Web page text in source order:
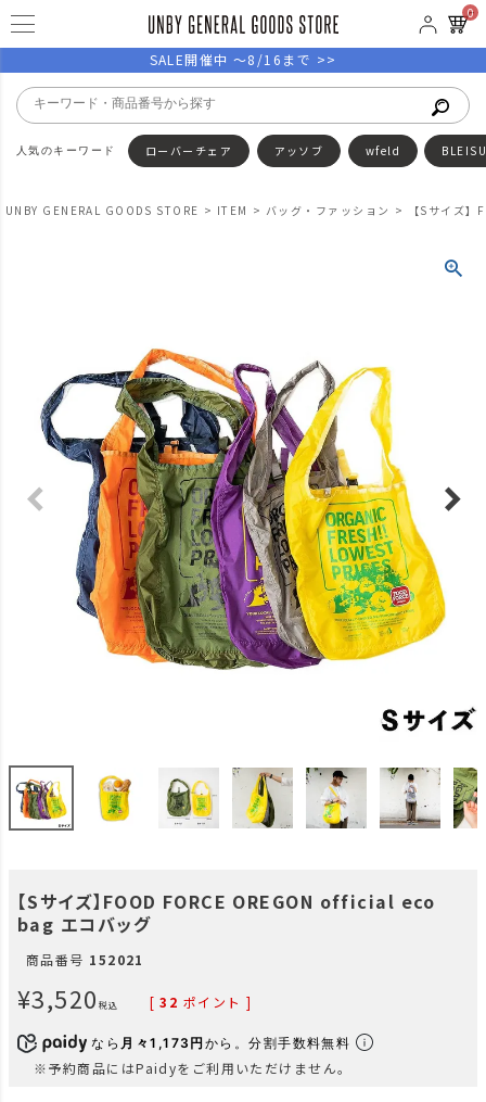
0
SALE開催中 ～8/16まで >>
ローバーチェア アッソブ wfeld
UNBY GENERAL GOODS STORE ITEM バッグ・ファッション 【Sサイズ
【Sサイズ】FOOD FORCE OREGON official eco
bag エコバッグ
商品番号 152021
¥3,520 税込 [ 32 ポイント ]
なら 月々1,173円から。分割手数料無料
※予約商品にはPaidyをご利用いただけません。